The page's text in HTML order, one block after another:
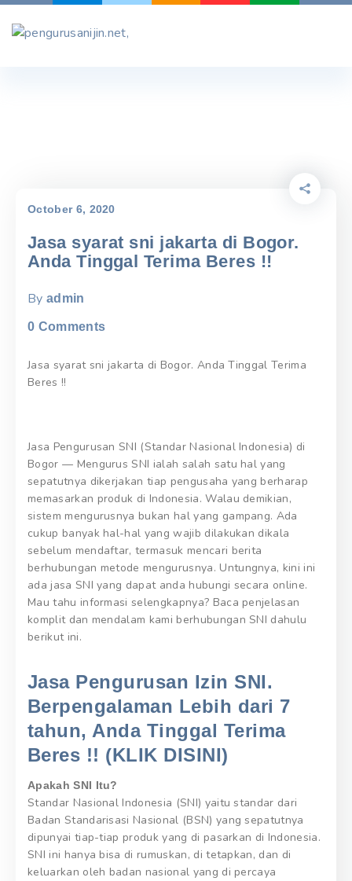
Skip
October 6, 2020
Jasa syarat sni jakarta di Bogor.
Anda Tinggal Terima Beres !!
By admin
0 Comments
Jasa syarat sni jakarta di Bogor. Anda Tinggal Terima
Beres !!
Jasa Pengurusan SNI (Standar Nasional Indonesia) di
Bogor — Mengurus SNI ialah salah satu hal yang
sepatutnya dikerjakan tiap pengusaha yang berharap
memasarkan produk di Indonesia. Walau demikian,
sistem mengurusnya bukan hal yang gampang. Ada
cukup banyak hal-hal yang wajib dilakukan dikala
sebelum mendaftar, termasuk mencari berita
berhubungan metode mengurusnya. Untungnya, kini ini
ada jasa SNI yang dapat anda hubungi secara online.
Mau tahu informasi selengkapnya? Baca penjelasan
komplit dan mendalam kami berhubungan SNI dahulu
berikut ini.
Jasa Pengurusan Izin SNI.
Berpengalaman Lebih dari 7
tahun, Anda Tinggal Terima
Beres !! (KLIK DISINI)
Apakah SNI Itu?
Standar Nasional Indonesia (SNI) yaitu standar dari
Badan Standarisasi Nasional (BSN) yang sepatutnya
dipunyai tiap-tiap produk yang di pasarkan di Indonesia.
SNI ini hanya bisa di rumuskan, di tetapkan, dan di
keluarkan oleh badan nasional yang di percaya